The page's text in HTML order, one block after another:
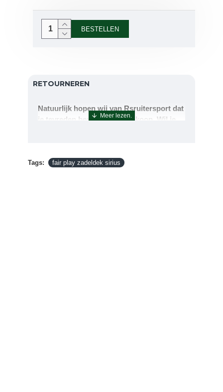
BESTELLEN
RETOURNEREN
Natuurlijk hopen wij van Rsruitersport dat
je tevreden bent met uw aankoop. Wil je
terug sturen naar : Rsruitersport
Tags: fair play zadeldek sirius